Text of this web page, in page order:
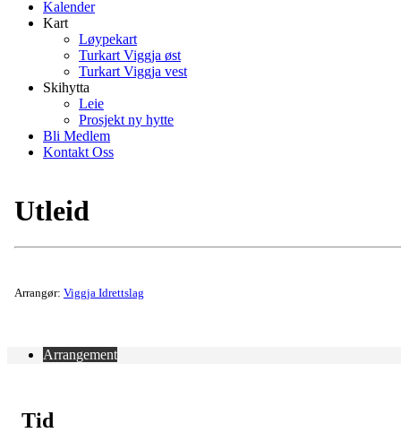
Kalender
Kart
Løypekart
Turkart Viggja øst
Turkart Viggja vest
Skihytta
Leie
Prosjekt ny hytte
Bli Medlem
Kontakt Oss
Utleid
Arrangør: Viggja Idrettslag
Arrangement
Tid